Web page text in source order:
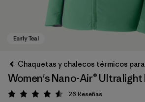
Chaquetas y chalecos térmicos
Women's Nano-Air®
Puntuación: 4.6 / 5
26 Reseñas